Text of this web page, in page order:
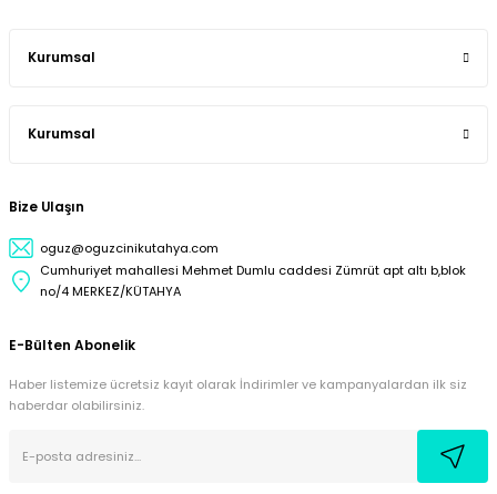
Kurumsal
Kurumsal
Bize Ulaşın
oguz@oguzcinikutahya.com
Cumhuriyet mahallesi Mehmet Dumlu caddesi Zümrüt apt altı b,blok
no/4 MERKEZ/KÜTAHYA
E-Bülten Abonelik
Haber listemize ücretsiz kayıt olarak İndirimler ve kampanyalardan ilk siz
haberdar olabilirsiniz.